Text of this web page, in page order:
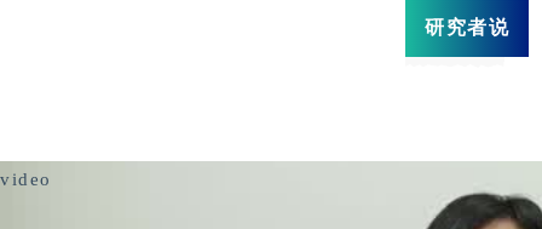
研究者说
video